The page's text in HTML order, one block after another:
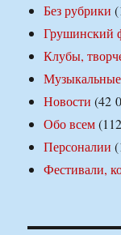
Без рубрики
Грушинский
Клубы,
Новости (42
Обо всем
Персоналии
Фестивали,